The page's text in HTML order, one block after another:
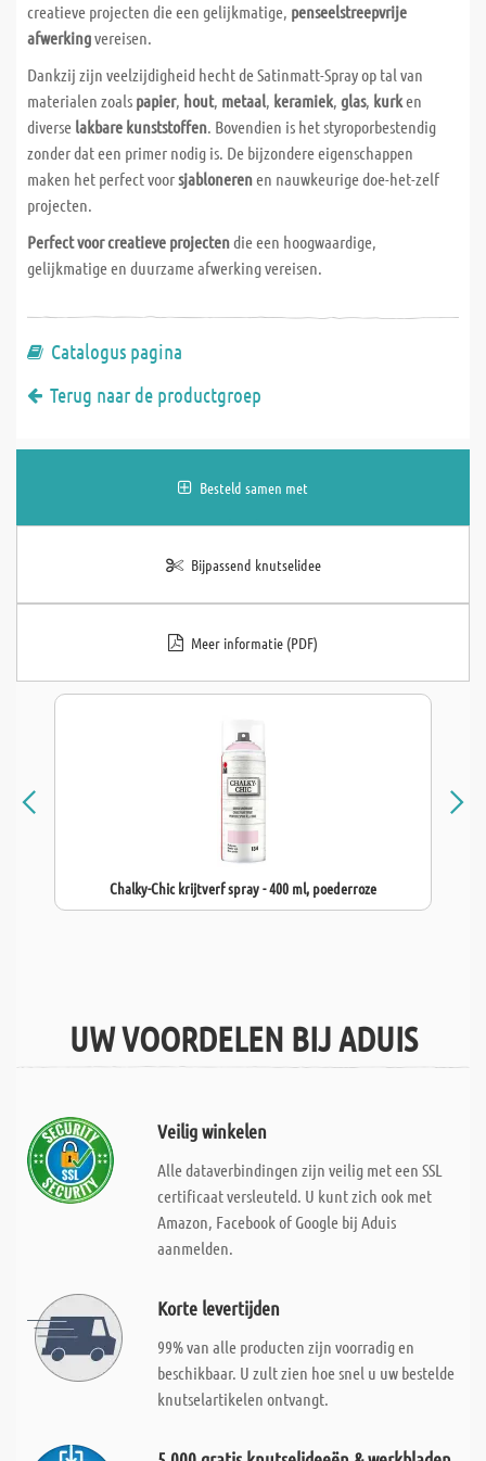
creatieve projecten die een gelijkmatige, penseelstreepvrije
afwerkingvereisen.
Dankzij zijn veelzijdigheid hecht de Satinmatt-Spray op tal van
materialen zoals papier, hout, metaal, keramiek, glas, kurken
diverse lakbare kunststoffen. Bovendien is het styroporbestendig
zonder dat een primer nodig is. De bijzondere eigenschappen
maken het perfect voorsjablonerenen nauwkeurige doe-het-zelf
projecten.
Perfect voor creatieve projectendie een hoogwaardige,
gelijkmatige en duurzame afwerking vereisen.
Catalogus pagina
Terug naar de productgroep
Besteld samen met
Bijpassend knutselidee
Meer informatie (PDF)
Chalky-Chic krijtverf spray - 400 ml, poederroze
UW VOORDELEN BIJ ADUIS
Veilig winkelen
Alle dataverbindingen zijn veilig met een SSL
certificaat versleuteld. U kunt zich ook met
Amazon, Facebook of Google bij Aduis
aanmelden.
Korte levertijden
99% van alle producten zijn voorradig en
beschikbaar. U zult zien hoe snel u uw bestelde
knutselartikelen ontvangt.